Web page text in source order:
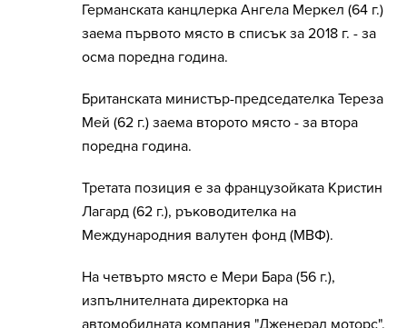
Германската канцлерка Ангела Меркел (64 г.)
заема първото място в списък за 2018 г. - за
осма поредна година.
Британската министър-председателка Тереза
Мей (62 г.) заема второто място - за втора
поредна година.
Третата позиция е за французойката Кристин
Лагард (62 г.), ръководителка на
Международния валутен фонд (МВФ).
На четвърто място е Мери Бара (56 г.),
изпълнителната директорка на